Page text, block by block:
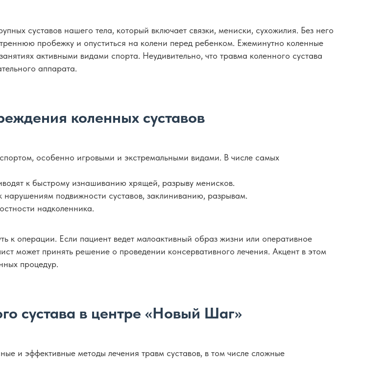
суставов нашего тела, который включает связки, мениски, сухожилия. Без него
пробежку и опуститься на колени перед ребенком. Ежеминутно коленные
активными видами спорта. Неудивительно, что травма коленного сустава
аппарата.
коленных суставов
особенно игровыми и экстремальными видами. В числе самых
к быстрому изнашиванию хрящей, разрыву менисков.
подвижности суставов, заклиниванию, разрывам.
надколенника.
к операции. Если пациент ведет малоактивный образ жизни или оперативное
может принять решение о проведении консервативного лечения. Акцент в этом
процедур.
сустава в центре «Новый Шаг»
и эффективные методы лечения травм суставов, в том числе сложные